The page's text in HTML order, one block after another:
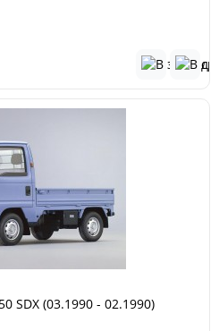
SDX (03.1990 - 02.1990)